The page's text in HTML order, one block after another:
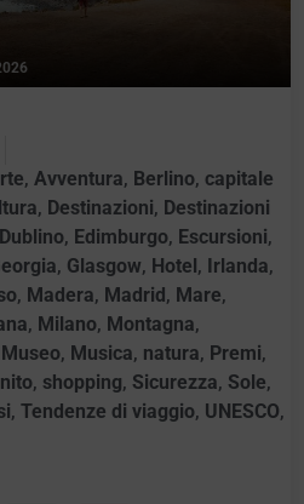
, Avventura, Berlino,capitale
, Destinazioni, Destinazioni
Dublino, Edimburgo, Escursioni,
, Glasgow, Hotel, Irlanda,
, Madera, Madrid, Mare,
, Milano, Montagna,
Museo, Musica, natura, Premi,
, shopping, Sicurezza, Sole,
,Tendenze di viaggio, UNESCO,